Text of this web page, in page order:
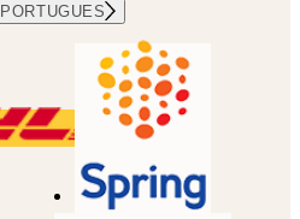
PORTUGUES